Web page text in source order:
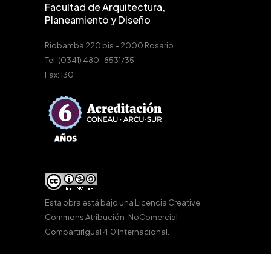
Facultad de Arquitectura,
Planeamiento y Diseño
Riobamba 220 bis – 2000 Rosario
Tel: (0341) 480-8531/35
Fax: 130
Esta obra está bajo una Licencia Creative
Commons Atribución-NoComercial-
CompartirIgual 4.0 Internacional.